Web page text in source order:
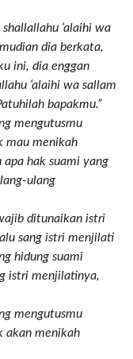
‘alaihi wa
dia berkata,
ini, dia enggan
‘alaihi wa sallam
bapakmu.”
mengutusmu
mau menikah
apa hak suami yang
ulang
ditunaikan istri
sang istri menjilati
hidung suami
istri menjilatinya,
mengutusmu
akan menikah